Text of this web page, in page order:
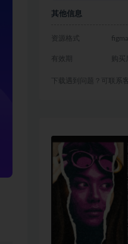
其他信息
资源格式 figma
有效期 购
下载遇到问题？可联系